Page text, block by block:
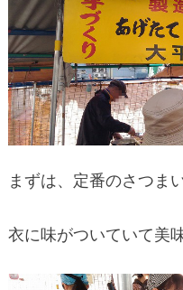
まずは、定番のさつま
衣に味がついていて美